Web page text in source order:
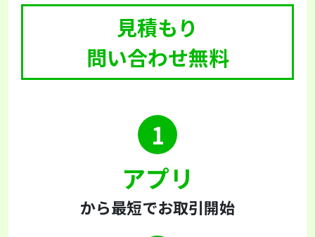
見積もり
問い合わせ無料
1
アプリ
から最短でお取引開始